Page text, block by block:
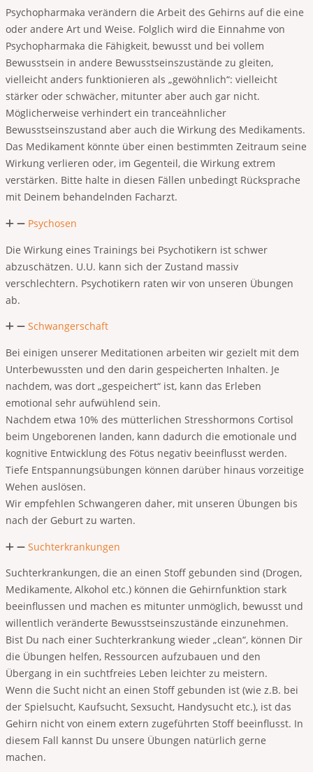
Psychopharmaka verändern die Arbeit des Gehirns auf die eine
oder andere Art und Weise. Folglich wird die Einnahme von
Psychopharmaka die Fähigkeit, bewusst und bei vollem
Bewusstsein in andere Bewusstseinszustände zu gleiten,
vielleicht anders funktionieren als „gewöhnlich“: vielleicht
stärker oder schwächer, mitunter aber auch gar nicht.
Möglicherweise verhindert ein tranceähnlicher
Bewusstseinszustand aber auch die Wirkung des Medikaments.
Das Medikament könnte über einen bestimmten Zeitraum seine
Wirkung verlieren oder, im Gegenteil, die Wirkung extrem
verstärken. Bitte halte in diesen Fällen unbedingt Rücksprache
mit Deinem behandelnden Facharzt.
Psychosen
Die Wirkung eines Trainings bei Psychotikern ist schwer
abzuschätzen. U.U. kann sich der Zustand massiv
verschlechtern. Psychotikern raten wir von unseren Übungen
ab.
Schwangerschaft
Bei einigen unserer Meditationen arbeiten wir gezielt mit dem
Unterbewussten und den darin gespeicherten Inhalten. Je
nachdem, was dort „gespeichert“ ist, kann das Erleben
emotional sehr aufwühlend sein.
Nachdem etwa 10% des mütterlichen Stresshormons Cortisol
beim Ungeborenen landen, kann dadurch die emotionale und
kognitive Entwicklung des Fötus negativ beeinflusst werden.
Tiefe Entspannungsübungen können darüber hinaus vorzeitige
Wehen auslösen.
Wir empfehlen Schwangeren daher, mit unseren Übungen bis
nach der Geburt zu warten.
Suchterkrankungen
Suchterkrankungen, die an einen Stoff gebunden sind (Drogen,
Medikamente, Alkohol etc.) können die Gehirnfunktion stark
beeinflussen und machen es mitunter unmöglich, bewusst und
willentlich veränderte Bewusstseinszustände einzunehmen.
Bist Du nach einer Suchterkrankung wieder „clean“, können Dir
die Übungen helfen, Ressourcen aufzubauen und den
Übergang in ein suchtfreies Leben leichter zu meistern.
Wenn die Sucht nicht an einen Stoff gebunden ist (wie z.B. bei
der Spielsucht, Kaufsucht, Sexsucht, Handysucht etc.), ist das
Gehirn nicht von einem extern zugeführten Stoff beeinflusst. In
diesem Fall kannst Du unsere Übungen natürlich gerne
machen.